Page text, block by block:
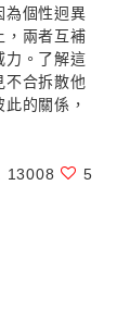
為個性迥異
，兩者互補
力。了解這
不合拆散他
的關係，
13008 5